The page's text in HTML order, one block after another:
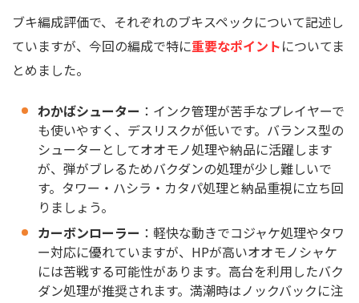
ブキ編成評価で、それぞれのブキスペックについて記述し
ていますが、今回の編成で特に重要なポイントについてま
とめました。
わかばシューター ：インク管理が苦手なプレイヤーで
も使いやすく、デスリスクが低いです。バランス型の
シューターとしてオオモノ処理や納品に活躍します
が、弾がブレるためバクダンの処理が少し難しいで
す。タワー・ハシラ・カタパ処理と納品重視に立ち回
りましょう。
カーボンローラー ：軽快な動きでコジャケ処理やタワ
ー対応に優れていますが、HPが高いオオモノシャケ
には苦戦する可能性があります。高台を利用したバク
ダン処理が推奨されます。満潮時はノックバックに注